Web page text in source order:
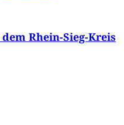
Rhein-Sieg-Kreis